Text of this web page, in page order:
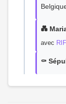
💑
avec
⚰️